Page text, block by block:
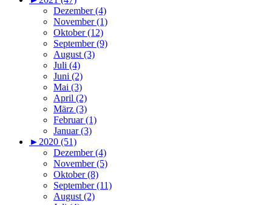
Dezember (4)
November (1)
Oktober (12)
September (9)
August (3)
Juli (4)
Juni (2)
Mai (3)
April (2)
März (3)
Februar (1)
Januar (3)
► 2020 (51)
Dezember (4)
November (5)
Oktober (8)
September (11)
August (2)